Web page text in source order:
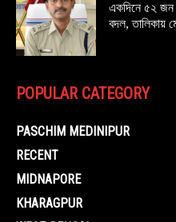
একদিনে ৫২ জন
বদল, তালিকায়
POPULAR CATEGORY
PASCHIM MEDINIPUR
RECENT
MIDNAPORE
KHARAGPUR